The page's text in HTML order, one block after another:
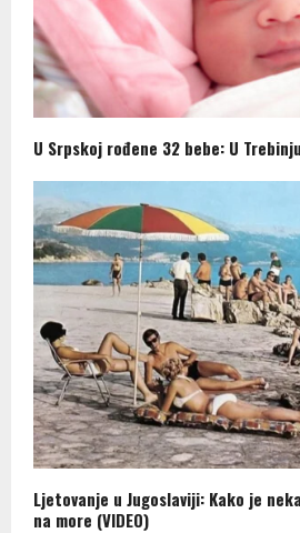
U Srpskoj rođene 32 bebe: U
Ljetovanje u Jugoslaviji: Kako je
na more (VIDEO)